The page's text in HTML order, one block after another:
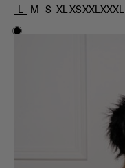
L
M S XLXSXXLXXXL